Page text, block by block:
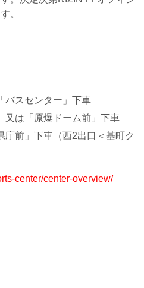
。
バスセンター」下車
又は「原爆ドーム前」下車
庁前」下車（西2出口＜基町ク
center/center-overview/